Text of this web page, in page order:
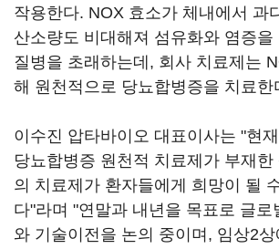
작용한다. NOX 효소가 체내에서 과
산소량도 비대해져 섬유화와 염증을
질병을 초래하는데, 회사 치료제는
해 원천적으로 당뇨합병증을 치료한
이수진 압타바이오 대표이사는 "현
당뇨합병증 원천적 치료제가 부재
의 치료제가 환자들에게 희망이 될
다"라며 "연말과 내년을 목표로 글로
와 기술이전을 논의 중이며, 임상2